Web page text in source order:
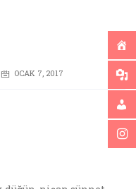
OCAK 7, 2017